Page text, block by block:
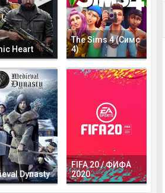
Heart
The Sims 4 (Симс
4)
Dynasty
FIFA 20 / ФИФА
2020